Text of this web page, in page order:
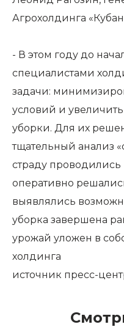
Агрохолдинга
- В этом году до
специалистами
задачи:
условий и
уборки. Для их
тщательный анализ
страду проводились
оперативно
выявлялись
уборка завершена
урожай уложен в
холдинга
источник пресс-